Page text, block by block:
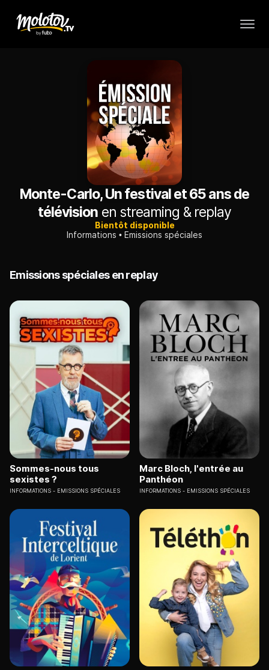
Monte-Carlo, Un festival et 65 ans de
télévision en streaming & replay
Bientôt disponible
Informations
Emissions spéciales
Emissions spéciales en replay
Sommes-nous tous
sexistes ?
INFORMATIONS EMISSIONS SPÉCIALES
Marc Bloch, l'entrée au
Panthéon
INFORMATIONS EMISSIONS SPÉCIALES